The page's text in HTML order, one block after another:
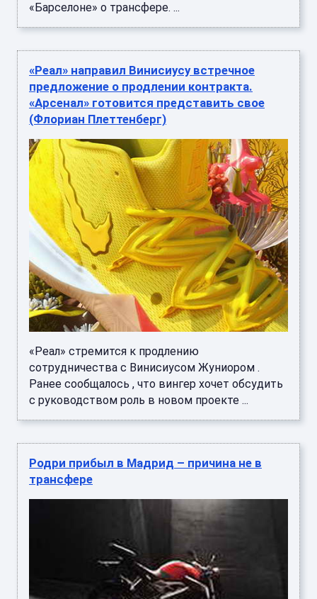
«Барселоне» о трансфере. ...
«Реал» направил Винисиусу встречное
предложение о продлении контракта.
«Арсенал» готовится представить свое
(Флориан Плеттенберг)
«Реал» стремится к продлению
сотрудничества с Винисиусом Жуниором .
Ранее сообщалось , что вингер хочет обсудить
с руководством роль в новом проекте ...
Родри прибыл в Мадрид – причина не в
трансфере